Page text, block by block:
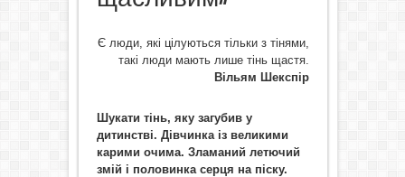
Є люди, які цілуються тільки з тінями,
такі люди мають лише тінь щастя.
Вільям Шекспір
Шукати тінь, яку загубив у
дитинстві. Дівчинка із великими
карими очима. Зламаний летючий
змій і половинка серця на піску.